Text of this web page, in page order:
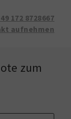
172 8728667
aufnehmen
zum